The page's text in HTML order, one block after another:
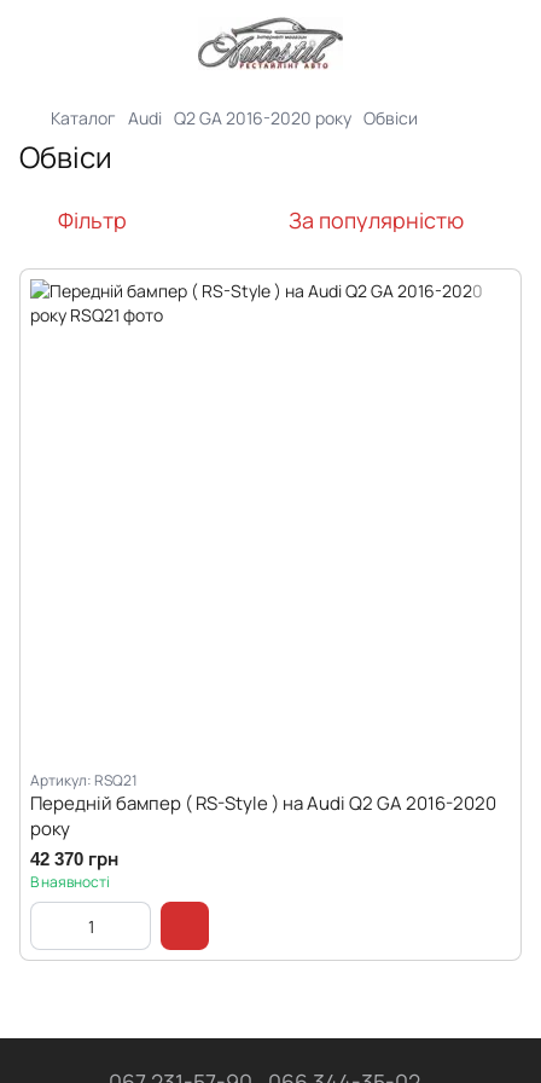
Каталог Audi Q2 GA 2016-2020 року Обвіси
Обвіси
Фільтр За популярністю
Артикул: RSQ21
Передній бампер ( RS-Style ) на Audi Q2 GA 2016-2020
року
42 370 грн
В наявності